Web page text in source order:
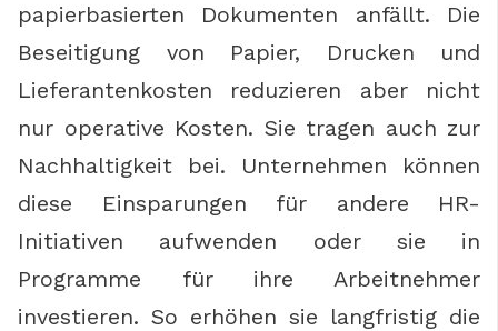
papierbasierten Dokumenten anfällt. Die
Beseitigung von Papier, Drucken und
Lieferantenkosten reduzieren aber nicht
nur operative Kosten. Sie tragen auch zur
Nachhaltigkeit bei. Unternehmen können
diese Einsparungen für andere HR-
Initiativen aufwenden oder sie in
Programme für ihre Arbeitnehmer
investieren. So erhöhen sie langfristig die